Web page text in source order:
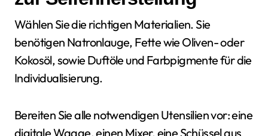
Wählen Sie die richtigen Materialien. Sie
benötigen Natronlauge, Fette wie Oliven- oder
Kokosöl, sowie Duftöle und Farbpigmente für die
Individualisierung.
Bereiten Sie alle notwendigen Utensilien vor: eine
digitale Waage, einen Mixer, eine Schüssel aus